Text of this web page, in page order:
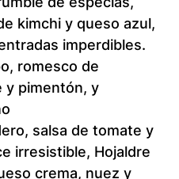
kimchi y queso azul,
imperdibles.
romesco de
y pimentón, y
salsa de tomate y
irresistible, Hojaldre
crema, nuez y